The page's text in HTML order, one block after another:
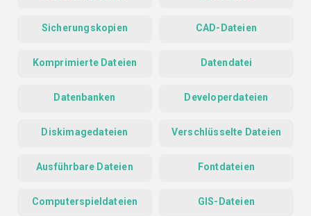
Sicherungskopien CAD-Dateien
Komprimierte Dateien Datendatei
Datenbanken Developerdateien
Diskimagedateien Verschlüsselte Dateien
Ausführbare Dateien Fontdateien
Computerspieldateien GIS-Dateien